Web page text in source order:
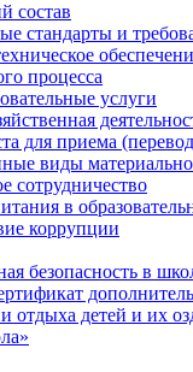
состав
стандарты и
процесса
услуги
для приема
виды
сотрудничество
в
коррупции
безопасность в
отдыха детей и их